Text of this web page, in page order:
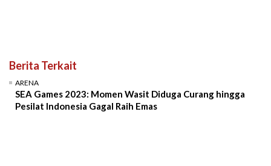
Berita Terkait
ARENA
SEA Games 2023: Momen Wasit Diduga Curang hingga
Pesilat Indonesia Gagal Raih Emas